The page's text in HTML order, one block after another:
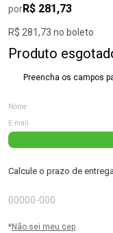
porR$ 281,73
R$ 281,73 no boleto
Produto
Preencha os campos
Calcule o prazo de
*Não sei meu cep